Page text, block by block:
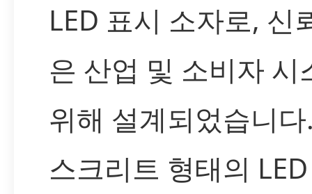
LED 표시 소자로, 신
은 산업 및 소비자 시
위해 설계되었습니
스크리트 형태의